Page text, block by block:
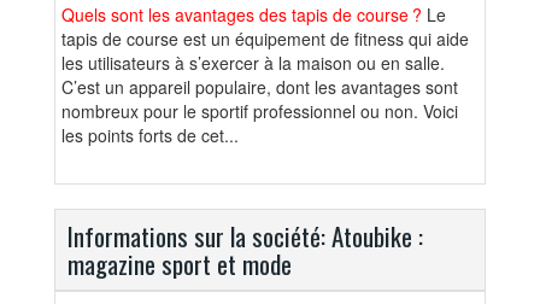
Quels sont les avantages des tapis de course ? Le
tapis de course est un équipement de fitness qui aide
les utilisateurs à s’exercer à la maison ou en salle.
C’est un appareil populaire, dont les avantages sont
nombreux pour le sportif professionnel ou non. Voici
les points forts de cet...
Informations sur la société: Atoubike :
magazine sport et mode